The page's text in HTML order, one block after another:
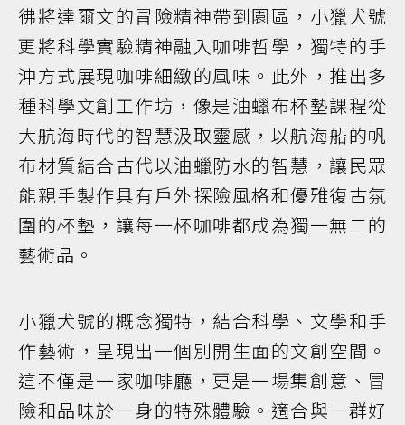
彿將達爾文的冒險精神帶到園區，小獵犬號
更將科學實驗精神融入咖啡哲學，獨特的手
沖方式展現咖啡細緻的風味。此外，推出多
種科學文創工作坊，像是油蠟布杯墊課程從
大航海時代的智慧汲取靈感，以航海船的帆
布材質結合古代以油蠟防水的智慧，讓民眾
能親手製作具有戶外探險風格和優雅復古氛
圍的杯墊，讓每一杯咖啡都成為獨一無二的
藝術品。
小獵犬號的概念獨特，結合科學、文學和手
作藝術，呈現出一個別開生面的文創空間。
這不僅是一家咖啡廳，更是一場集創意、冒
險和品味於一身的特殊體驗。適合與一群好